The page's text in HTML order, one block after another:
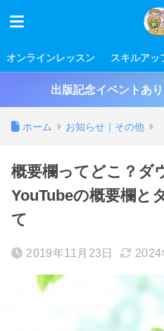
オンラインレッスン スキルアッ
出版記念イベントあ
ホーム お知らせ｜その他
概要欄ってどこ？ダ
YouTubeの概要欄と
て
2019年11月23日 2024